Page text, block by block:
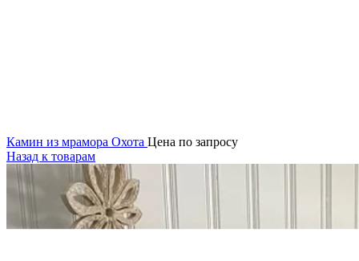
Камин из мрамора Охота Цена по запросу
Назад к товарам